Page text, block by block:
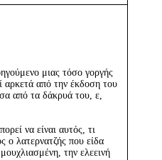
μιας τόσο γοργής
αρκετά από την έκδοση του
από τα δάκρυά του, ε,
να είναι αυτός, τι
ο λατερνατζής που είδα
την ελεεινή